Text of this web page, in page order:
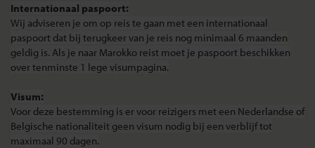
Internationaal paspoort:
Wij adviseren je om op reis te gaan met een internationaal
paspoort dat bij terugkeer van je reis nog minimaal 6 maanden
geldig is. Als je naar Marokko reist moet je paspoort beschikken
over tenminste 1 lege visumpagina.
Visum:
Voor deze bestemming is er voor reizigers met een Nederlandse of
Belgische nationaliteit geen visum nodig bij een verblijf tot
maximaal 90 dagen.